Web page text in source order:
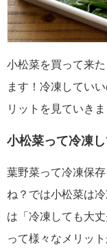
小松菜を買って来
ます！冷凍してい
リットを見ていきま
小松菜って冷凍
葉野菜って冷凍保
ね？では小松菜は
は「冷凍しても大
って様々なメリット